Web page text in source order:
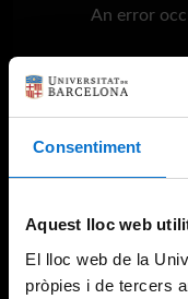
Consentiment
Aquest lloc web
El lloc web de la
pròpies i de tercers
An error